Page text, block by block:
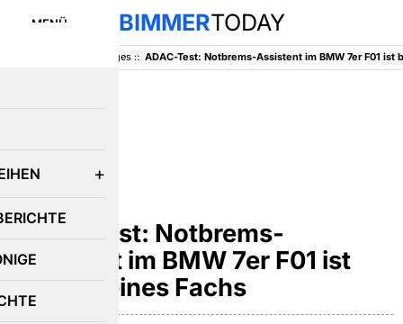
MENÜ BIMMERTODAY
Sonstiges::
ADAC-Test: Notbrems-
Assistent im BMW 7er F01 ist
bester seines Fachs